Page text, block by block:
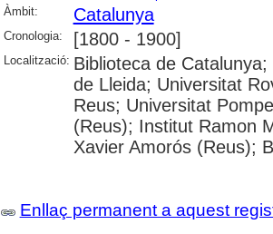
Àmbit:
Catalunya
Cronologia: [1800 - 1900]
Localització: Biblioteca de
de Lleida; Universitat
Reus; Universitat
(Reus); Institut Ramon
Xavier Amorós (Reus);
Enllaç permanent a aquest